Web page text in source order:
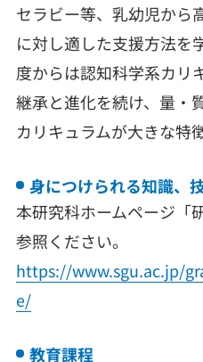
セラビー等、乳幼児から
に対し適した支援方法を
度からは認知科学系カリ
継承と進化を続け、量・
カリキュラムが大きな特
身につけられる知識、
本研究科ホームページ「
参照ください。
https://www.sgu.ac.jp/
e/
教育課程